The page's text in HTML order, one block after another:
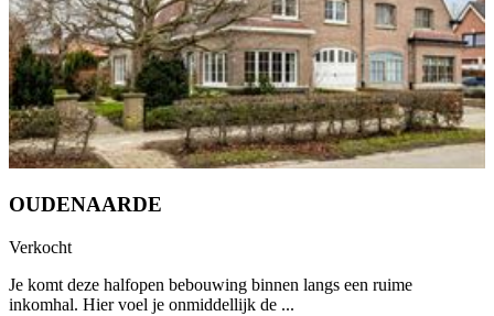
OUDENAARDE
Verkocht
Je komt deze halfopen bebouwing binnen langs een ruime
inkomhal. Hier voel je onmiddellijk de ...